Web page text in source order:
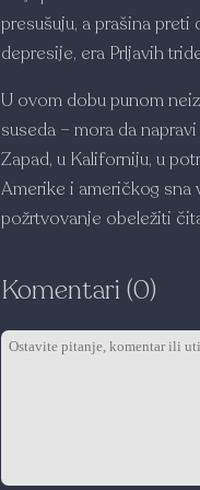
presušuju, a prašina
depresije, era Prljavih
U ovom dobu punom
suseda – mora da
Zapad, u Kaliforniju, u
Amerike i američkog
požrtvovanje obeležiti
Komentari (0)